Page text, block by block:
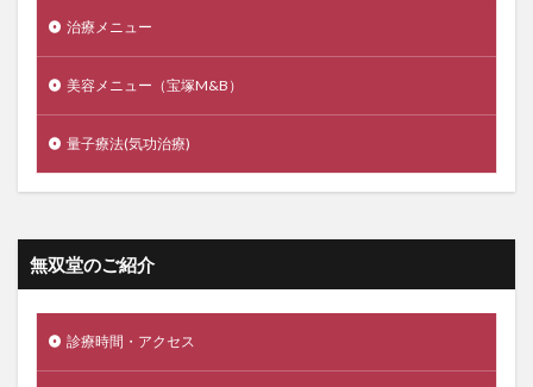
治療メニュー
美容メニュー（宝塚M&B）
量子療法(気功治療)
無双堂のご紹介
診療時間・アクセス